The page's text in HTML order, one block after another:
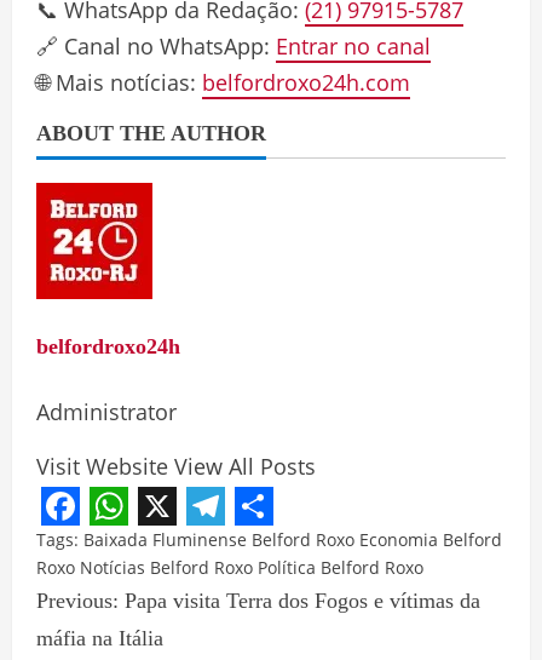
📞 WhatsApp da Redação: (21) 97915-5787
🔗 Canal no WhatsApp: Entrar no canal
🌐 Mais notícias: belfordroxo24h.com
ABOUT THE AUTHOR
belfordroxo24h
Administrator
Visit Website View All Posts
Facebook
WhatsApp
X Telegram
Share
Tags: Baixada Fluminense Belford Roxo Economia Belford
Roxo Notícias Belford Roxo Política Belford Roxo
Previous: Papa visita Terra dos Fogos e vítimas da
máfia na Itália